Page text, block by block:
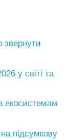
у світі та
екосистемам
підсумкову